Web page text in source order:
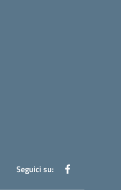
Seguici su: